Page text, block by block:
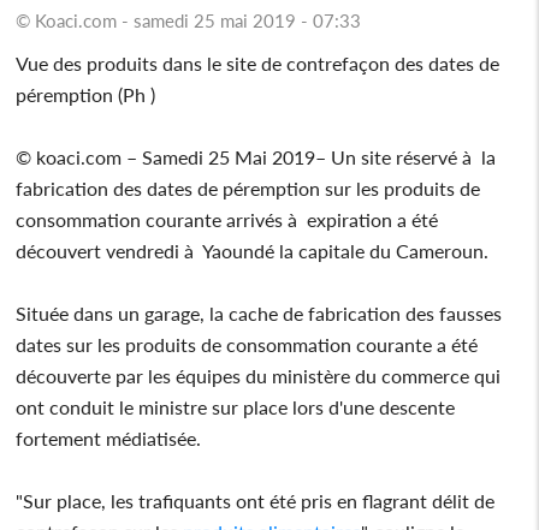
© Koaci.com - samedi 25 mai 2019 - 07:33
Vue des produits dans le site de contrefaçon des dates de
péremption (Ph )
© koaci.com – Samedi 25 Mai 2019– Un site réservé à la
fabrication des dates de péremption sur les produits de
consommation courante arrivés à expiration a été
découvert vendredi à Yaoundé la capitale du Cameroun.
Située dans un garage, la cache de fabrication des fausses
dates sur les produits de consommation courante a été
découverte par les équipes du ministère du commerce qui
ont conduit le ministre sur place lors d'une descente
fortement médiatisée.
"Sur place, les trafiquants ont été pris en flagrant délit de